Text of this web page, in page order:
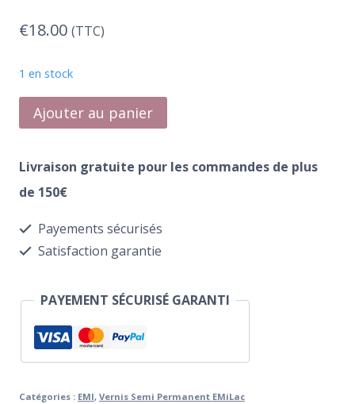
€18.00 (TTC)
1 en stock
quantité
de
E.MiLac
222
Red
Ajouter au panier
Livraison gratuite pour les commandes de plus
de 150€
Payements sécurisés
Satisfaction garantie
PAYEMENT SÉCURISÉ GARANTI
Catégories : EMI, Vernis Semi Permanent EMiLac